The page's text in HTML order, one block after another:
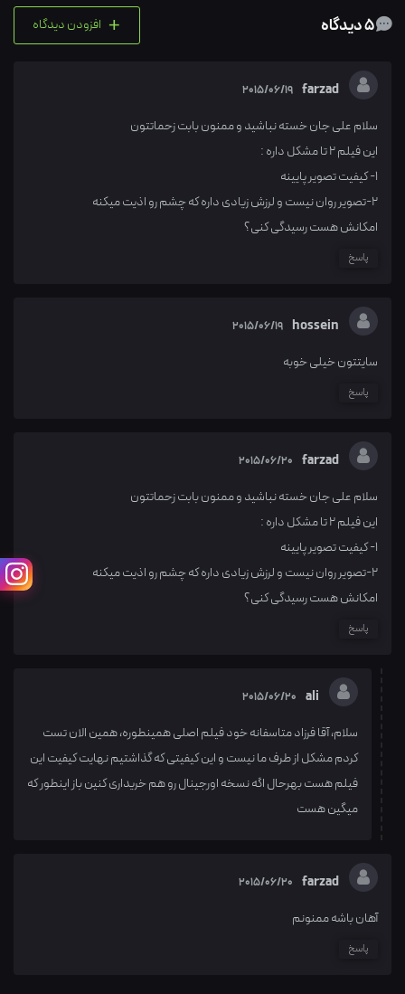
+ افزودن دیدگاه
farzad
2015/06/19
سلام علی جان خسته نباشید و ممنون بابت زحماتتون
این فیلم 2 تا مشکل داره :
1- کیفیت تصویر پایینه
2-تصویر روان نیست و لرزش زیادی داره که چشم رو اذیت میکنه
امکانش هست رسیدگی کنی؟
پاسخ
hossein
2015/06/19
سایتتون خیلی خوبه
پاسخ
farzad
2015/06/20
سلام علی جان خسته نباشید و ممنون بابت زحماتتون
این فیلم 2 تا مشکل داره :
1- کیفیت تصویر پایینه
2-تصویر روان نیست و لرزش زیادی داره که چشم رو اذیت میکنه
امکانش هست رسیدگی کنی؟
پاسخ
ali
2015/06/20
سلام، آقا فرزاد متاسفانه خود فیلم اصلی همینطوره، همین الان تست
کردم مشکل از طرف ما نیست و این کیفیتی که گذاشتیم نهایت کیفیت این
فیلم هست بهرحال اگه نسخه اورجینال رو هم خریداری کنین باز اینطور که
میگین هست
farzad
2015/06/20
آهان باشه ممنونم
پاسخ